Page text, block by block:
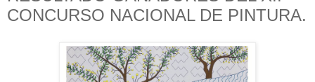
CONCURSO NACIONAL DE PINTURA.